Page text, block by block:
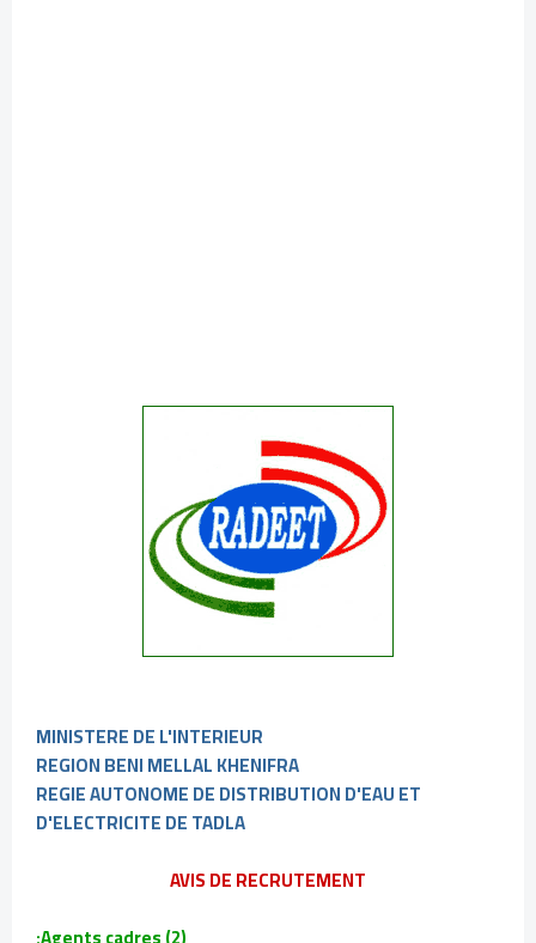
MINISTERE DE L'INTERIEUR
REGION BENI MELLAL KHENIFRA
REGIE AUTONOME DE DISTRIBUTION D'EAU ET
D'ELECTRICITE DE TADLA
AVIS DE RECRUTEMENT